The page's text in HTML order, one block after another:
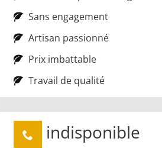
Sans engagement
Artisan passionné
Prix imbattable
Travail de qualité
indisponible